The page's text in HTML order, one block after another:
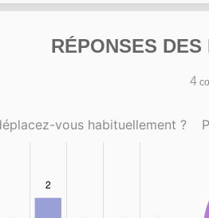
RÉPONSES
4
vous habituellement ?